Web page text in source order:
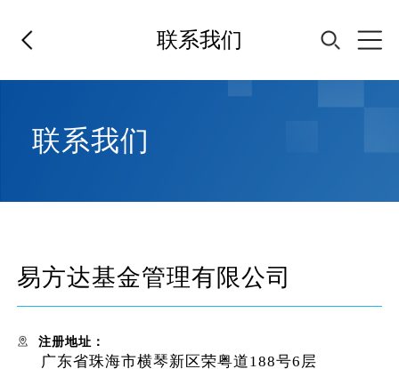
联系我们
指数专区
FOF
联系我们
易方达基金管理有限公司
注册地址：
广东省珠海市横琴新区荣粤道188号6层